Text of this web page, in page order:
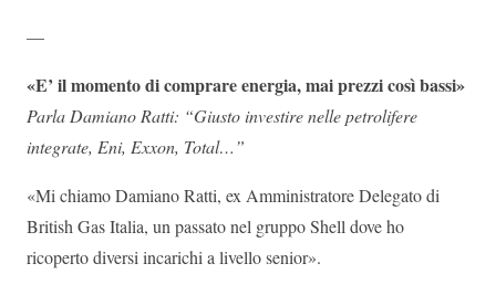
—
«E’ il momento di comprare energia, mai prezzi così bassi»
Parla Damiano Ratti: “Giusto investire nelle petrolifere
integrate, Eni, Exxon, Total…”
«Mi chiamo Damiano Ratti, ex Amministratore Delegato di
British Gas Italia, un passato nel gruppo Shell dove ho
ricoperto diversi incarichi a livello senior».